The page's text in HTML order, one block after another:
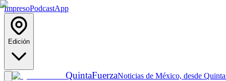
ImpresoPodcastApp
Edición
QuintaFuerzaNoticias de México, desde